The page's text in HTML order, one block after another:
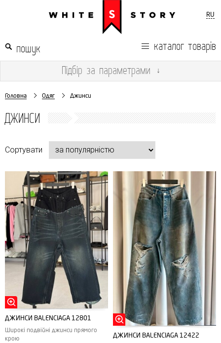
RU
каталог товарів
Підбір за параметрами ↓
Головна Одяг Джинси
ДЖИНСИ
Сортувати
ДЖИНСИ BALENCIAGA 12801
Широкі подвійні джинси прямого
крою
ДЖИНСИ BALENCIAGA 12422